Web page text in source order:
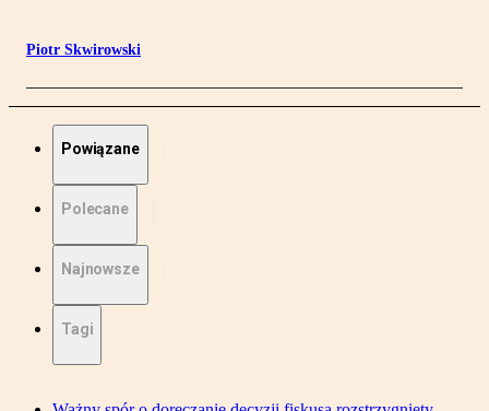
Piotr Skwirowski
Powiązane
Polecane
Najnowsze
Tagi